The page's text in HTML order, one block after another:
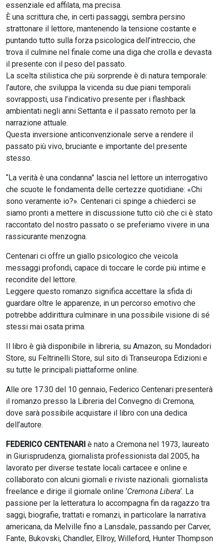
essenziale ed affilata, ma precisa.
È una scrittura che, in certi passaggi, sembra persino
strattonare il lettore, mantenendo la tensione costante e
puntando tutto sulla forza psicologica dell’intreccio, che
trova il culmine nel finale come una diga che crolla e devasta
il presente con il peso del passato.
La scelta stilistica che più sorprende è di natura temporale:
l’autore, che sviluppa la vicenda su due piani temporali
sovrapposti, usa l’indicativo presente per i flashback
ambientati negli anni Settanta e il passato remoto per la
narrazione attuale.
Questa inversione anticonvenzionale serve a rendere il
passato più vivo, bruciante e importante del presente
stesso.
“La verità è una condanna” lascia nel lettore un interrogativo
che scuote le fondamenta delle certezze quotidiane: «Chi
sono veramente io?». Centenari ci spinge a chiederci se
siamo pronti a mettere in discussione tutto ciò che ci è stato
raccontato del nostro passato o se preferiamo vivere in una
rassicurante menzogna.
Centenari ci offre un giallo psicologico che veicola
messaggi profondi, capace di toccare le corde più intime e
recondite del lettore.
Leggere questo romanzo significa accettare la sfida di
guardare oltre le apparenze, in un percorso emotivo che
potrebbe addirittura culminare in una possibile visione di sé
stessi mai osata prima.
Il libro è già disponibile in libreria, su Amazon, su Mondadori
Store, su Feltrinelli Store, sul sito di Transeuropa Edizioni e
su tutte le principali piattaforme online.
Alle ore 17.30 del 10 gennaio, Federico Centenari presenterà
il romanzo presso la Libreria del Convegno di Cremona,
dove sarà possibile acquistare il libro con una dedica
dell’autore.
FEDERICO CENTENARI è nato a Cremona nel 1973, laureato
in Giurisprudenza, giornalista professionista dal 2005, ha
lavorato per diverse testate locali cartacee e online e
collaborato con alcuni giornali e riviste nazionali. giornalista
freelance e dirige il giornale online ‘Cremona Libera’. La
passione per la letteratura lo accompagna fin da ragazzo tra
saggi, biografie, trattati e romanzi, in particolare la narrativa
americana, da Melville fino a Lansdale, passando per Carver,
Fante, Bukovski, Chandler, Ellroy, Willeford, Hunter Thompson